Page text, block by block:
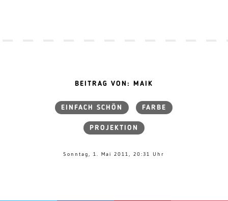
BEITRAG VON: MAIK
EINFACH SCHÖN FARBE
PROJEKTION
Sonntag, 1. Mai 2011, 20:31 Uhr